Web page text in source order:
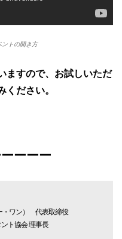
トの開き方
ますので、お試しいただ
ください。
ーーー
・ワン） 代表取締役
ト協会 理事長